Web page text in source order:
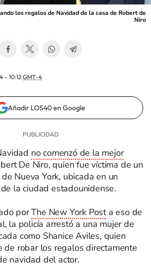
los regalos de Navidad de la casa de Robert de
Niro
- 10:12 GMT-4
Añadir LOS40 en Google
no comenzó de la mejor
De Niro, quien fue víctima de un
Nueva York, ubicada en un
la ciudad estadounidense.
porThe New York Posta eso de
la policía arrestó a una mujer de
como Shanice Aviles, quien
de robar los regalos directamente
navidad del actor.